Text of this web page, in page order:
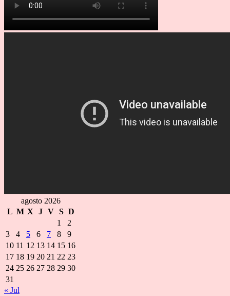
agosto 2026
L M X J V S D
1
2
3
4 5 6 7 8
9
10 11 12 13 14 15 16
17 18 19 20 21 22 23
24 25 26 27 28 29 30
31
« Jul